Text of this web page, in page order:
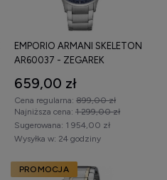
EMPORIO ARMANI SKELETON
AR60037 - ZEGAREK
659,00 zł
Cena regularna: 899,00 zł
Najniższa cena: 1 299,00 zł
Wysyłka w: 24 godziny
Sugerowana: 1 954,00 zł
PROMOCJA